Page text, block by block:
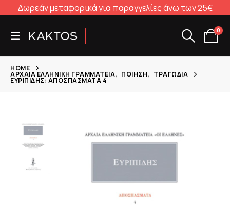
Δωρεάν μεταφορικά για παραγγελίες άνω των 25€
0
HOME
ΑΡΧΑΊΑ ΕΛΛΗΝΙΚΉ ΓΡΑΜΜΑΤΕΊΑ, ΠΟΊΗΣΗ, ΤΡΑΓΩΔΊΑ
ΕΥΡΙΠΊΔΗΣ: ΑΠΟΣΠΆΣΜΑΤΑ 4